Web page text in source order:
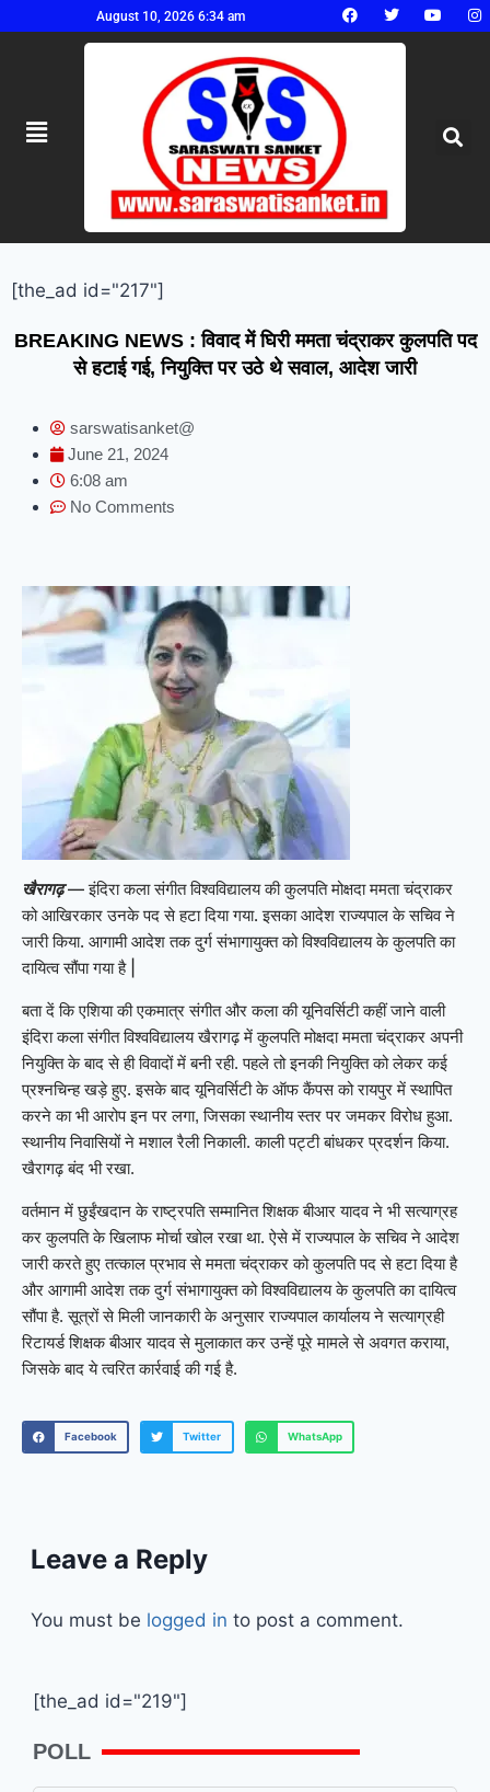
August 10, 2026 6:34 am
[the_ad id="217"]
BREAKING NEWS : विवाद में घिरी ममता चंद्राकर कुलपति पद
से हटाई गई, नियुक्ति पर उठे थे सवाल, आदेश जारी
sarswatisanket@
June 21, 2024
6:08 am
No Comments
खैरागढ़— इंदिरा कला संगीत विश्वविद्यालय की कुलपति मोक्षदा ममता चंद्राकर
को आखिरकार उनके पद से हटा दिया गया. इसका आदेश राज्यपाल के सचिव ने
जारी किया. आगामी आदेश तक दुर्ग संभागायुक्त को विश्वविद्यालय के कुलपति का
दायित्व सौंपा गया है |
बता दें कि एशिया की एकमात्र संगीत और कला की यूनिवर्सिटी कहीं जाने वाली
इंदिरा कला संगीत विश्वविद्यालय खैरागढ़ में कुलपति मोक्षदा ममता चंद्राकर अपनी
नियुक्ति के बाद से ही विवादों में बनी रही. पहले तो इनकी नियुक्ति को लेकर कई
प्रश्नचिन्ह खड़े हुए. इसके बाद यूनिवर्सिटी के ऑफ कैंपस को रायपुर में स्थापित
करने का भी आरोप इन पर लगा, जिसका स्थानीय स्तर पर जमकर विरोध हुआ.
स्थानीय निवासियों ने मशाल रैली निकाली. काली पट्टी बांधकर प्रदर्शन किया.
खैरागढ़ बंद भी रखा.
वर्तमान में छुईंखदान के राष्ट्रपति सम्मानित शिक्षक बीआर यादव ने भी सत्याग्रह
कर कुलपति के खिलाफ मोर्चा खोल रखा था. ऐसे में राज्यपाल के सचिव ने आदेश
जारी करते हुए तत्काल प्रभाव से ममता चंद्राकर को कुलपति पद से हटा दिया है
और आगामी आदेश तक दुर्ग संभागायुक्त को विश्वविद्यालय के कुलपति का दायित्व
सौंपा है. सूत्रों से मिली जानकारी के अनुसार राज्यपाल कार्यालय ने सत्याग्रही
रिटायर्ड शिक्षक बीआर यादव से मुलाकात कर उन्हें पूरे मामले से अवगत कराया,
जिसके बाद ये त्वरित कार्रवाई की गई है.
Facebook Twitter WhatsApp
Leave a Reply
You must be logged in to post a comment.
[the_ad id="219"]
POLL